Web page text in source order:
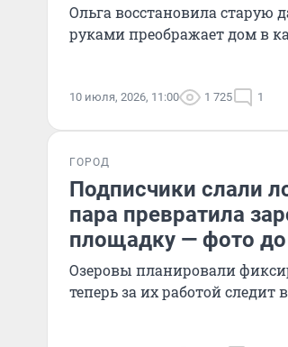
Ольга восстановила старую
руками преображает дом в
10 июля, 2026, 11:00 1 725 1
ГОРОД
Подписчики слали
пара превратила
площадку — фото до
Озеровы планировали
теперь за их работой следит